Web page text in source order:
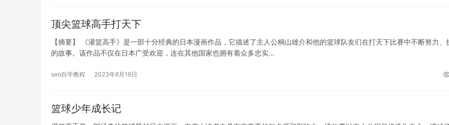
顶尖篮球高手打天下
【摘要】 《灌篮高手》是一部十分经典的日本漫画作品，它描述了主人公桐山雄介和他的篮球队友们在打天下比赛中不断努力、
的故事。该作品不仅在日本广受欢迎，连在其他国家也拥有着众多忠实…
seo自学教程 2023年6月16日
篮球少年成长记